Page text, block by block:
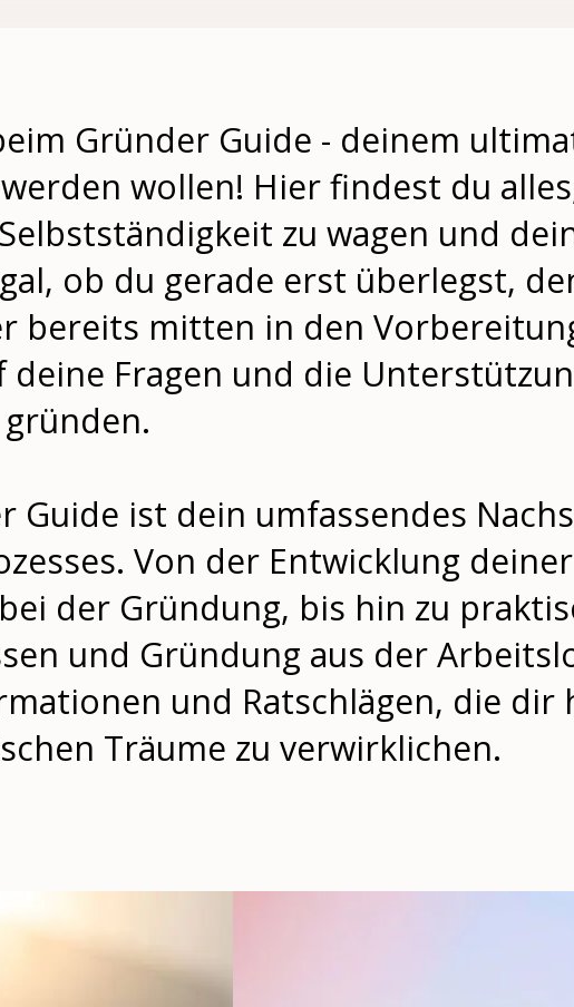
Gründer Guide - deinem
wollen! Hier findest du
zu wagen und
ob du gerade erst überlegst,
bereits mitten in den
Fragen und die
Guide ist dein umfassendes
Von der Entwicklung
der Gründung, bis hin zu
und Gründung aus der
und Ratschlägen, die dir
Träume zu verwirklichen.